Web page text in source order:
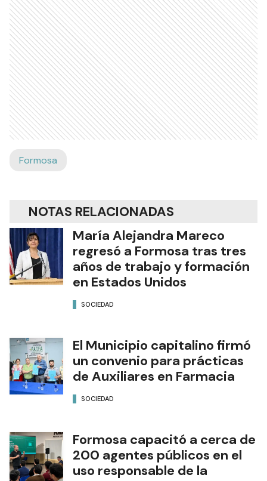
Formosa
NOTAS RELACIONADAS
María Alejandra Mareco
regresó a Formosa tras tres
años de trabajo y formación
en Estados Unidos
SOCIEDAD
El Municipio capitalino firmó
un convenio para prácticas
de Auxiliares en Farmacia
SOCIEDAD
Formosa capacitó a cerca de
200 agentes públicos en el
uso responsable de la